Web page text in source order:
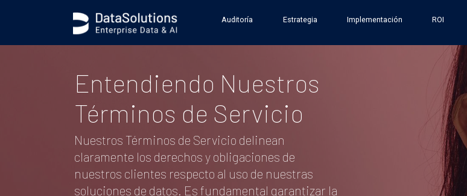
Auditoría Estrategia Implementación ROI
Entendiendo Nuestros
Términos de Servicio
Nuestros Términos de Servicio delinean
claramente los derechos y obligaciones de
nuestros clientes respecto al uso de nuestras
soluciones de datos. Es fundamental garantizar la